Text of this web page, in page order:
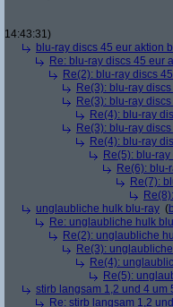
14:43:31)
blu-ray discs 45 eur aktion
Re: blu-ray discs 45 eur
Re(2): blu-ray discs
Re(3): blu-ray
Re(3): blu-ray
Re(4): blu-ray
Re(3): blu-ray
Re(4): blu-ray
Re(5): blu-
Re(6): blu-
Re(7):
unglaubliche hulk blu-ray (
Re: unglaubliche hulk
Re(2): unglaubliche
Re(3):
Re(4):
Re(5):
stirb langsam 1,2 und 4 um
Re: stirb langsam 1,2